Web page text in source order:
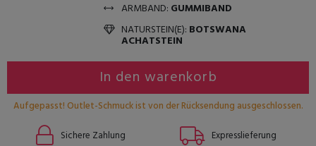
ARMBAND: GUMMIBAND
NATURSTEIN(E): BOTSWANA
ACHATSTEIN
In den warenkorb
Aufgepasst! Outlet-Schmuck ist von der Rücksendung ausgeschlossen.
Sichere Zahlung
Expresslieferung